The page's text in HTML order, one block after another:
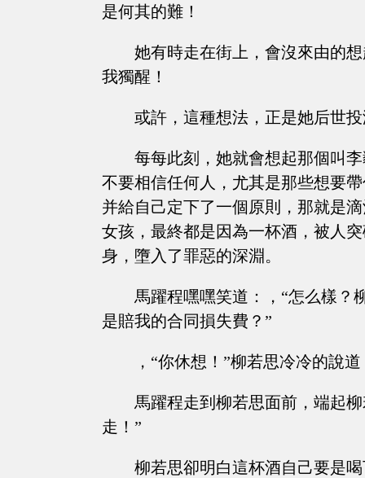
是何其的難！
她有時走在街上，會沒來由的
我獨醒！
或許，這種想法，正是她后世
每每此刻，她就會想起那個叫
不要相信任何人，尤其是那些想要
并給自己定下了一個原則，那就是
女孩，最終都是因為一杯酒，被人
身，墮入了罪惡的深淵。
馬躍程嘿嘿笑道：，“怎么樣？
是賠我的合同損失費？”
，“你休想！”柳若思冷冷的說
馬躍程走到柳若思面前，端起
走！”
柳若思卻明白這杯酒自己要是